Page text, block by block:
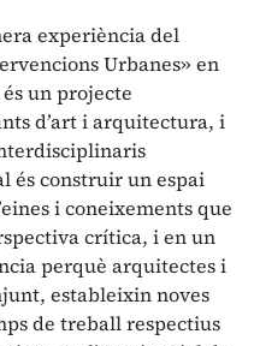
experiència del
Urbanes» en
un projecte
d’art i arquitectura, i
és construir un espai
i coneixements que
crítica, i en un
perquè arquitectes i
estableixin noves
de treball respectius